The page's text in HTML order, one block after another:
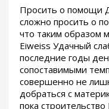
Просить о помощи
сложно просить о
что таким образом
Eiweiss Удачный
последние годы
сопоставимыми
совершенно не
добраться с
пока